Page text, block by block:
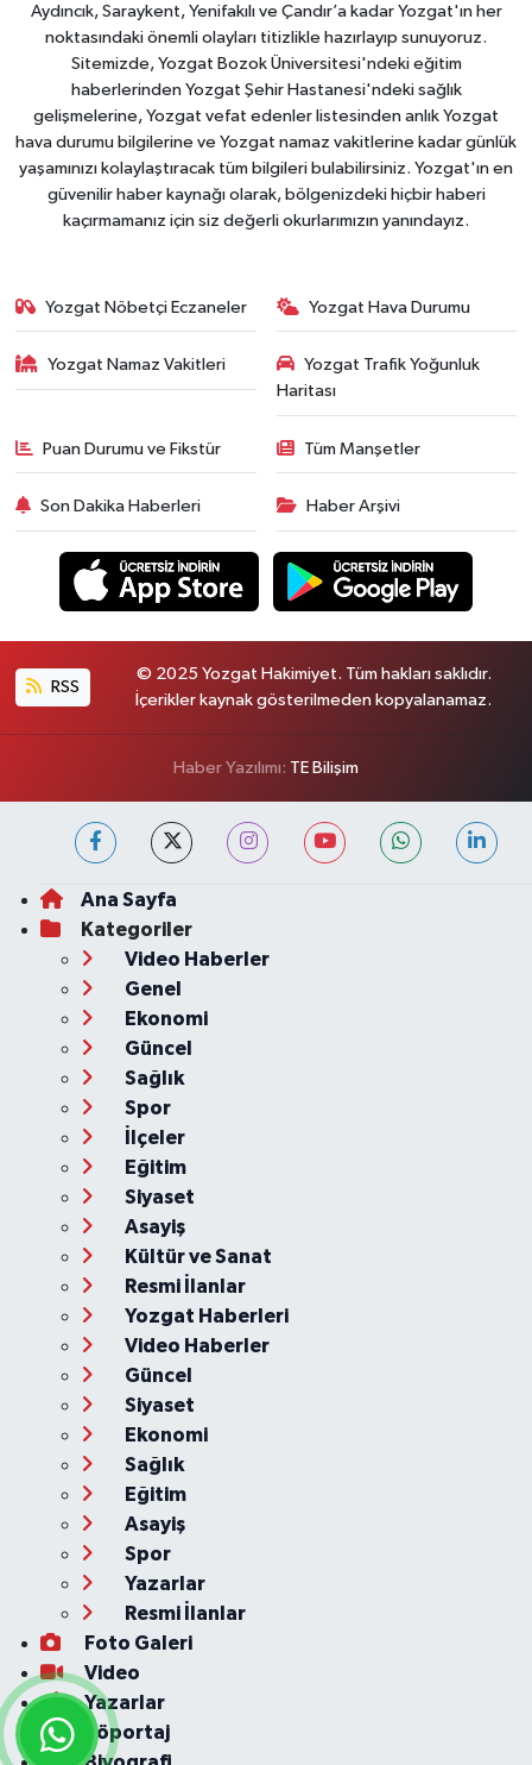
Aydıncık, Saraykent, Yenifakılı ve Çandır’a kadar Yozgat'ın her
noktasındaki önemli olayları titizlikle hazırlayıp sunuyoruz.
Sitemizde, Yozgat Bozok Üniversitesi'ndeki eğitim
haberlerinden Yozgat Şehir Hastanesi'ndeki sağlık
gelişmelerine, Yozgat vefat edenler listesinden anlık Yozgat
hava durumu bilgilerine ve Yozgat namaz vakitlerine kadar günlük
yaşamınızı kolaylaştıracak tüm bilgileri bulabilirsiniz. Yozgat'ın en
güvenilir haber kaynağı olarak, bölgenizdeki hiçbir haberi
kaçırmamanız için siz değerli okurlarımızın yanındayız.
Yozgat Nöbetçi Eczaneler Yozgat Hava Durumu
Yozgat Namaz Vakitleri
Yozgat Trafik Yoğunluk
Haritası
Puan Durumu ve Fikstür Tüm Manşetler
Son Dakika Haberleri Haber Arşivi
RSS
© 2025 Yozgat Hakimiyet. Tüm hakları saklıdır.
İçerikler kaynak gösterilmeden kopyalanamaz.
Haber Yazılımı: TE Bilişim
Ana Sayfa
Kategoriler
Video Haberler
Genel
Ekonomi
Güncel
Sağlık
Spor
İlçeler
Eğitim
Siyaset
Asayiş
Kültür ve Sanat
Resmi İlanlar
Yozgat Haberleri
Video Haberler
Güncel
Siyaset
Ekonomi
Sağlık
Eğitim
Asayiş
Spor
Yazarlar
Resmi İlanlar
Foto Galeri
Video
Yazarlar
Röportaj